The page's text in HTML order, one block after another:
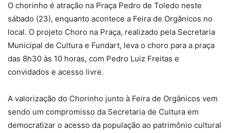
O chorinho é atração na Praça Pedro de Toledo neste
sábado (23), enquanto acontece a Feira de Orgânicos no
local. O projeto Choro na Praça, realizado pela Secretaria
Municipal de Cultura e Fundart, leva o choro para a praça
das 8h30 às 10 horas, com Pedro Luiz Freitas e
convidados e acesso livre.
A valorização do Chorinho junto à Feira de Orgânicos vem
sendo um compromisso da Secretaria de Cultura em
democratizar o acesso da população ao patrimônio cultural